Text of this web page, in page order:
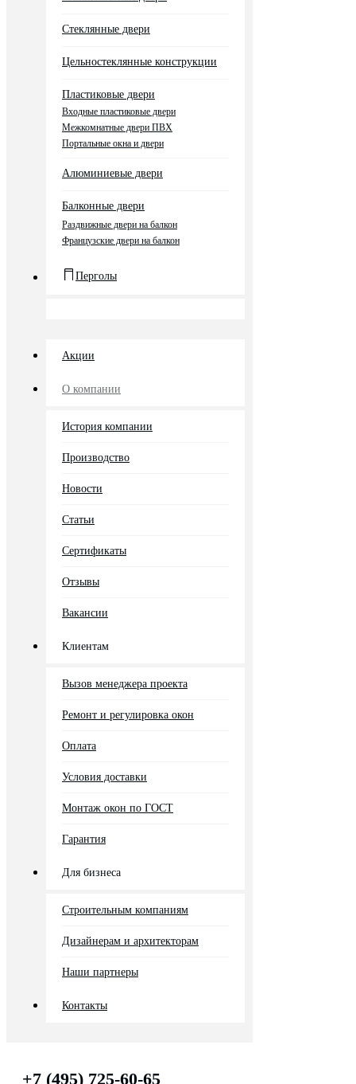
Стеклянные двери
Цельностеклянные конструкции
Пластиковые двери
Входные пластиковые двери
Межкомнатные двери ПВХ
Портальные окна и двери
Алюминиевые двери
Балконные двери
Раздвижные двери на балкон
Французские двери на балкон
Перголы
Акции
О компании
История компании
Производство
Новости
Статьи
Сертификаты
Отзывы
Вакансии
Клиентам
Вызов менеджера проекта
Ремонт и регулировка окон
Оплата
Условия доставки
Монтаж окон по ГОСТ
Гарантия
Для бизнеса
Строительным компаниям
Дизайнерам и архитекторам
Наши партнеры
Контакты
+7 (495) 725-60-65